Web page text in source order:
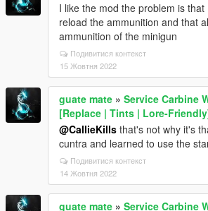
I like the mod the problem is that
reload the ammunition and that
ammunition of the minigun
Подивитися контекст
15 Жовтня 2022
guate mate » Service Carbine
[Replace | Tints | Lore-
@CallieKills that's not why it's
cuntra and learned to use the
Подивитися контекст
14 Жовтня 2022
guate mate » Service Carbine